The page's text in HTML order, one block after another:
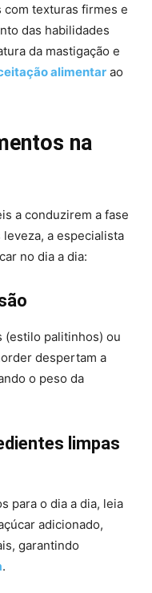
texturas firmes e
das habilidades
da mastigação e
alimentar ao
na
a conduzirem a fase
a especialista
no dia a dia:
(estilo palitinhos) ou
despertam a
o peso da
limpas
para o dia a dia, leia
adicionado,
garantindo
.